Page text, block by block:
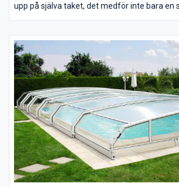
upp på själva taket, det medför inte bara en
Man kan välja mellan ett tak som är helt i
”glasliknande” polykarbonat eller att t.e.x.
på själva taket för bättre isolering.